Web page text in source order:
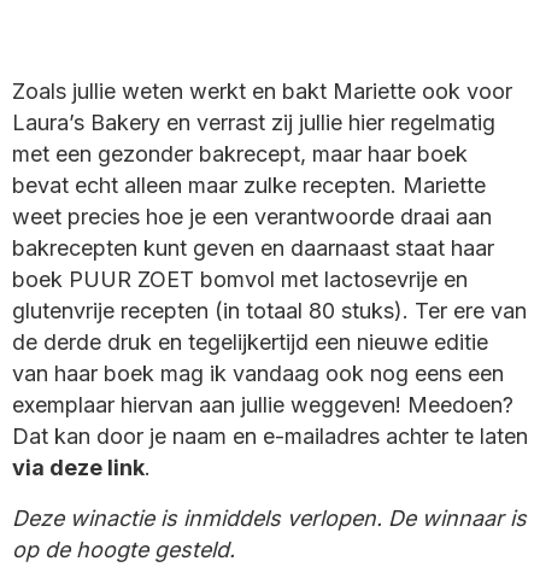
Zoals jullie weten werkt en bakt Mariette ook voor
Laura’s Bakery en verrast zij jullie hier regelmatig
met een gezonder bakrecept, maar haar boek
bevat echt alleen maar zulke recepten. Mariette
weet precies hoe je een verantwoorde draai aan
bakrecepten kunt geven en daarnaast staat haar
boek PUUR ZOET bomvol met lactosevrije en
glutenvrije recepten (in totaal 80 stuks). Ter ere van
de derde druk en tegelijkertijd een nieuwe editie
van haar boek mag ik vandaag ook nog eens een
exemplaar hiervan aan jullie weggeven! Meedoen?
Dat kan door je naam en e-mailadres achter te laten
via deze link.
Deze winactie is inmiddels verlopen. De winnaar is
op de hoogte gesteld.